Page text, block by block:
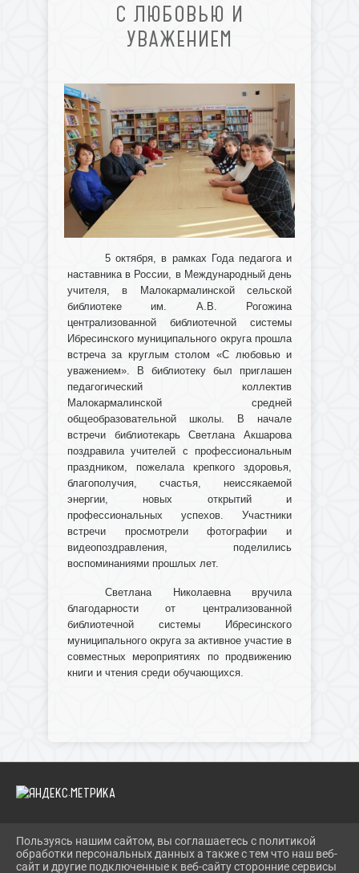
С ЛЮБОВЬЮ И
УВАЖЕНИЕМ
5 октября, в рамках Года педагога и
наставника в России, в Международный день
учителя, в Малокармалинской сельской
библиотеке им. А.В. Рогожина
централизованной библиотечной системы
Ибресинского муниципального округа прошла
встреча за круглым столом «С любовью и
уважением». В библиотеку был приглашен
педагогический коллектив
Малокармалинской средней
общеобразовательной школы. В начале
встречи библиотекарь Светлана Акшарова
поздравила учителей с профессиональным
праздником, пожелала крепкого здоровья,
благополучия, счастья, неиссякаемой
энергии, новых открытий и
профессиональных успехов. Участники
встречи просмотрели фотографии и
видеопоздравления, поделились
воспоминаниями прошлых лет.
Светлана Николаевна вручила
благодарности от централизованной
библиотечной системы Ибресинского
муниципального округа за активное участие в
совместных мероприятиях по продвижению
книги и чтения среди обучающихся.
2026 Г. IBRBIB.RU
ВХОД
Пользуясь нашим сайтом, вы соглашаетесь с политикой
обработки персональных данных а также с тем что наш веб-
сайт и другие подключенные к веб-сайту сторонние сервисы